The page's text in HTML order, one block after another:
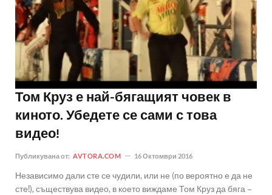
Том Круз е най-бягащият човек в
киното. Убедете се сами с това
видео!
Публикувана от: AVTORA.COM 16 Октомври 2016
Независимо дали сте се чудили, или не (по вероятно е да не
сте!), съществува видео, в което виждаме Том Круз да бяга –